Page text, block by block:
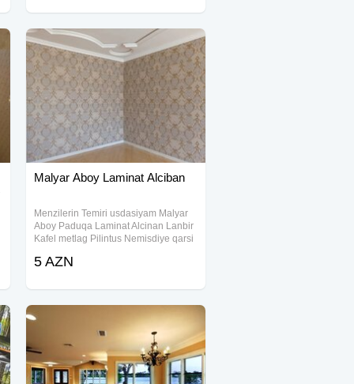
Malyar Aboy Laminat Alciban
Menzilerin Temiri usdasiyam Malyar
Aboy Paduqa Laminat Alcinan Lanbir
Kafel metlag Pilintus Nemisdiye qarsi
mayaklarin qurulmasi horgu stiysaqa
5 AZN